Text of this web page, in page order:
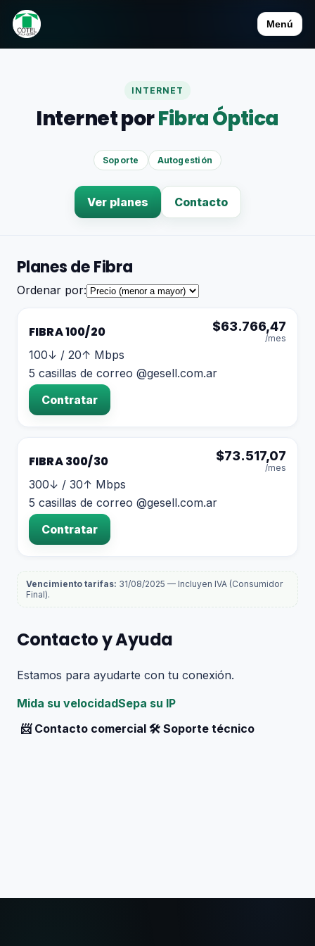
Menú
INTERNET
Internet porFibra Óptica
Soporte Autogestión
Ver planes Contacto
Planes de Fibra
Ordenar por:
FIBRA 100/20 $63.766,47
/mes
100↓ / 20↑ Mbps
5 casillas de correo @gesell.com.ar
Contratar
FIBRA 300/30 $73.517,07
/mes
300↓ / 30↑ Mbps
5 casillas de correo @gesell.com.ar
Contratar
Vencimiento tarifas: 31/08/2025 — Incluyen IVA (Consumidor
Final).
Contacto y Ayuda
Estamos para ayudarte con tu conexión.
Mida su velocidadSepa su IP
📨Contacto comercial 🛠️ Soporte técnico